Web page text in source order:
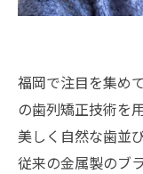
福岡で注目を集め
の歯列矯正技術を
美しく自然な歯並
従来の金属製のブ